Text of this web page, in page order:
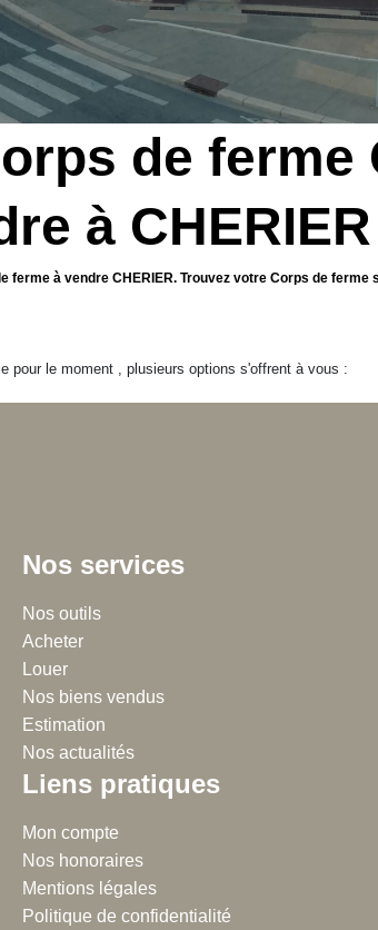
de ferme
à CHERIER
à vendre CHERIER. Trouvez votre Corps de
pour le moment , plusieurs options s'offrent à vous :
Chalton Dubanchet - Roanne
38 rue Emile Noirot
42300 Roanne
04.77.60.44.16
Nos services
Nos outils
Acheter
Louer
Nos biens vendus
Estimation
Nos actualités
Liens pratiques
Mon compte
Nos honoraires
Mentions légales
Politique de confidentialité